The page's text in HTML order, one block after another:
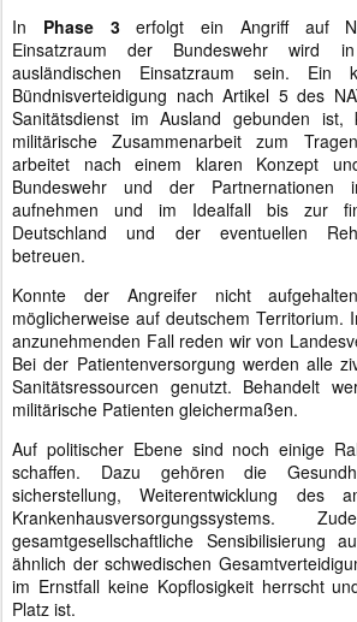
In Phase 3erfolgt ein Angriff auf
Einsatzraum der Bundeswehr wird
ausländischen Einsatzraum sein. Ein
Bündnisverteidigung nach Artikel 5 des
Sanitätsdienst im Ausland gebunden
militärische Zusammenarbeit zum
arbeitet nach einem klaren Konzept
Bundeswehr und der Partnernationen
aufnehmen und im Idealfall bis zur
Deutschland und der eventuellen
betreuen.
Konnte der Angreifer nicht
möglicherweise auf deutschem Territorium.
anzunehmenden Fall reden wir von
Bei der Patientenversorgung werden alle
Sanitätsressourcen genutzt. Behandelt
militärische Patienten gleichermaßen.
Auf politischer Ebene sind noch einige
schaffen. Dazu gehören die
sicherstellung, Weiterentwicklung des
gesamtgesellschaftliche Sensibilisierung
ähnlich der schwedischen
im Ernstfall keine Kopflosigkeit herrscht
Platz ist.